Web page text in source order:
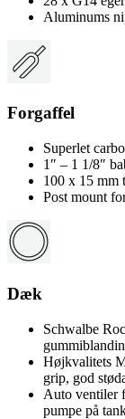
Aluminums
Forgaffel
Superlet
1″ – 1 1/8″
100 x 15 mm
Post mount
Dæk
Schwalbe
Højkvalitets
grip, god
Auto ventiler
pumpe på